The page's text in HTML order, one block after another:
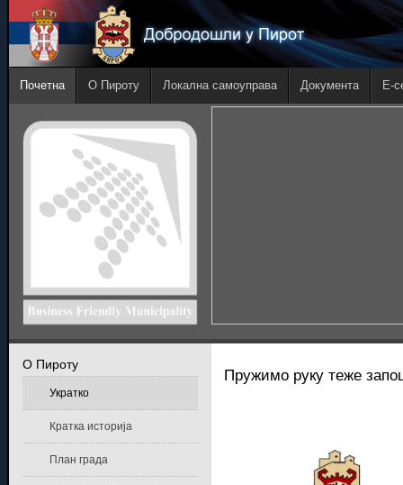
Почетна О Пироту Локална самоуправа Документа E-
Пружимо руку теже
О Пироту
Укратко
Кратка историја
План града